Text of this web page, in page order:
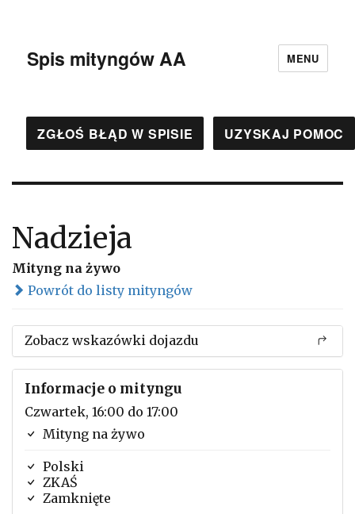
Spis mityngów AA MENU
ZGŁOŚ BŁĄD W SPISIE UZYSKAJ POMOC
Nadzieja
Mityng na żywo
Powrót do listy mityngów
Zobacz wskazówki dojazdu
Informacje o mityngu
Czwartek, 16:00 do 17:00
Mityng na żywo
Polski
ZKAŚ
Zamknięte